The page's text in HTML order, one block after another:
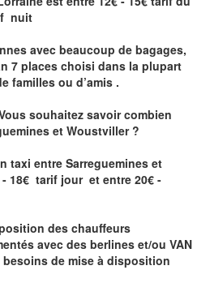
nuit
avec beaucoup de bagages,
7 places choisi dans la plupart
familles ou d’amis .
souhaitez savoircombien
et Woustviller ?
taxi entre Sarreguemines et
18€ tarif jour et entre 20€ -
des chauffeurs
avec des berlines et/ou VAN
de mise à disposition